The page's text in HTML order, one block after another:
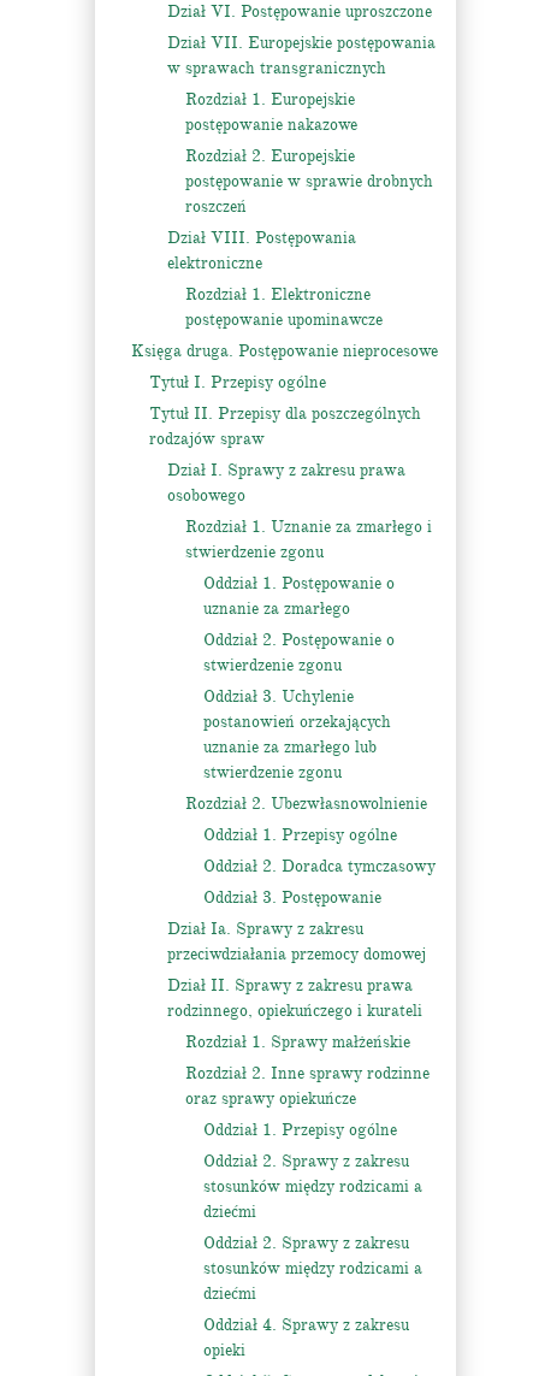
Dział VI. Postępowanie uproszczone
Dział VII. Europejskie postępowania
w sprawach transgranicznych
Rozdział 1. Europejskie
postępowanie nakazowe
Rozdział 2. Europejskie
postępowanie w sprawie drobnych
roszczeń
Dział VIII. Postępowania
elektroniczne
Rozdział 1. Elektroniczne
postępowanie upominawcze
Księga druga. Postępowanie nieprocesowe
Tytuł I. Przepisy ogólne
Tytuł II. Przepisy dla poszczególnych
rodzajów spraw
Dział I. Sprawy z zakresu prawa
osobowego
Rozdział 1. Uznanie za zmarłego i
stwierdzenie zgonu
Oddział 1. Postępowanie o
uznanie za zmarłego
Oddział 2. Postępowanie o
stwierdzenie zgonu
Oddział 3. Uchylenie
postanowień orzekających
uznanie za zmarłego lub
stwierdzenie zgonu
Rozdział 2. Ubezwłasnowolnienie
Oddział 1. Przepisy ogólne
Oddział 2. Doradca tymczasowy
Oddział 3. Postępowanie
Dział Ia. Sprawy z zakresu
przeciwdziałania przemocy domowej
Dział II. Sprawy z zakresu prawa
rodzinnego, opiekuńczego i kurateli
Rozdział 1. Sprawy małżeńskie
Rozdział 2. Inne sprawy rodzinne
oraz sprawy opiekuńcze
Oddział 1. Przepisy ogólne
Oddział 2. Sprawy z zakresu
stosunków między rodzicami a
dziećmi
Oddział 2. Sprawy z zakresu
stosunków między rodzicami a
dziećmi
Oddział 4. Sprawy z zakresu
opieki